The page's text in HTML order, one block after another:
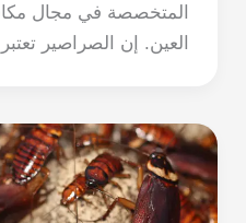
المتخصصة في مجال
العين. إن الصراصير